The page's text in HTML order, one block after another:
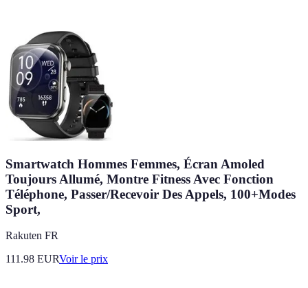
Smartwatch Hommes Femmes, Écran Amoled
Toujours Allumé, Montre Fitness Avec Fonction
Téléphone, Passer/Recevoir Des Appels, 100+Modes
Sport,
Rakuten FR
111.98 EURVoir le prix